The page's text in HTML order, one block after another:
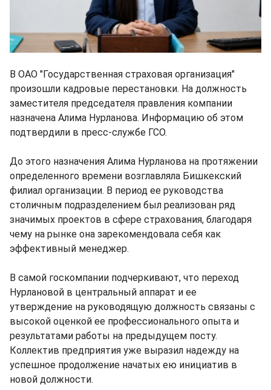
В ОАО "Государственная страховая организация"
произошли кадровые перестановки. На должность
заместителя председателя правления компании
назначена Алима Нурланова. Информацию об этом
подтвердили в пресс-службе ГСО.
До этого назначения Алима Нурланова на протяжении
определенного времени возглавляла Бишкекский
филиал организации. В период ее руководства
столичным подразделением был реализован ряд
значимых проектов в сфере страхования, благодаря
чему на рынке она зарекомендовала себя как
эффективный менеджер.
В самой госкомпании подчеркивают, что переход
Нурлановой в центральный аппарат и ее
утверждение на руководящую должность связаны с
высокой оценкой ее профессионального опыта и
результатами работы на предыдущем посту.
Коллектив предприятия уже выразил надежду на
успешное продолжение начатых ею инициатив в
новой должности.